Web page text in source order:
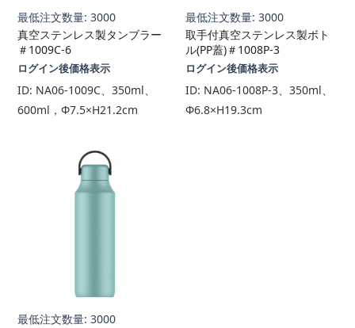
最低注文数量: 3000
真空ステンレス製タンブラー
＃1009C-6
ログイン後価格表示
ID: NA06-1009C、350ml、
600ml，Φ7.5×H21.2cm
最低注文数量: 3000
取手付真空ステンレス製ボト
ル(PP蓋)＃1008P-3
ログイン後価格表示
ID: NA06-1008P-3、350ml、
Φ6.8×H19.3cm
最低注文数量: 3000